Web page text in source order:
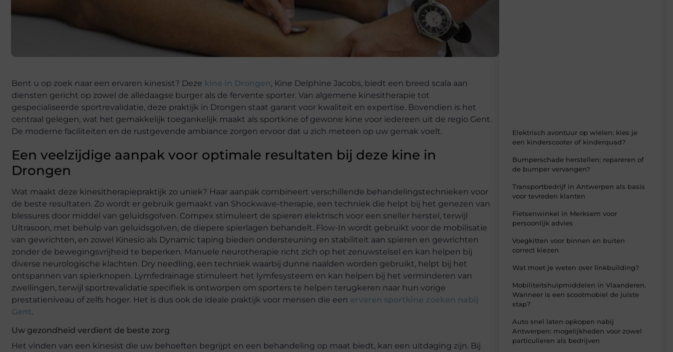
Bent u op zoek naar een ervaren kinesist? Deze kine in Drongen, Kine Delphine Jacobs, biedt een breed scala aan
diensten gericht op zowel de alledaagse burger als de fervente sporter. Van algemene kinesitherapie tot
gespecialiseerde sportrevalidatie, deze praktijk in Drongen staat garant voor kwaliteit en expertise. Bovendien is het
centraal gelegen, wat het gemakkelijk toegankelijk maakt als sportkine of gewone kine voor iedereen uit de regio Gent.
De moderne faciliteiten en de rustgevende ambiance zorgen ervoor dat u zich meteen op uw gemak voelt.
Een veelzijdige aanpak voor optimale resultaten bij deze kine in
Drongen
Wat maakt deze kinesitherapiepraktijk zo uniek? Haar aanpak combineert verschillende behandelingstechnieken voor
de beste resultaten. Zo wordt er gebruik gemaakt van Shockwave-therapie, een techniek die helpt bij het genezen van
blessures door middel van geluidsgolven. Compex stimuleert de spieren elektrisch voor een sneller herstel, terwijl
Ultrasoon, met behulp van geluidsgolven, de diepere spierlagen behandelt. Flow-In wordt gebruikt voor de mobilisatie
van gewrichten, en zowel Kinesio als Dynamic taping bieden ondersteuning en stabiliteit aan spieren en gewrichten
zonder de bewegingsvrijheid te beperken. Manuele neurotherapie richt zich op het zenuwstelsel en kan helpen bij
diverse neurologische klachten. Dry needling, een techniek waarbij dunne naalden worden gebruikt, helpt bij het
ontspannen van spierknopen. Lymfedrainage stimuleert het lymfesysteem en kan helpen bij het verminderen van
zwellingen, terwijl sportrevalidatie specifiek is ontworpen om sporters te helpen terugkeren naar hun vorige
prestatieniveau of zelfs hoger. Het is dus ook de ideale praktijk voor mensen die een ervaren sportkine zoeken nabij
Gent.
Uw gezondheid verdient de beste zorg
Het vinden van een kinesist die uw behoeften begrijpt en een behandeling op maat biedt, kan een uitdaging zijn. Bij
Elektrisch avontuur op wielen: kies je
een kinderscooter of kinderquad?
Bumperschade herstellen: repareren of
de bumper vervangen?
Transportbedrijf in Antwerpen als basis
voor tevreden klanten
Fietsenwinkel in Merksem voor
persoonlijk advies
Voegkitten voor binnen en buiten
correct kiezen
Wat moet je weten over linkbuilding?
Mobiliteitshulpmiddelen in Vlaanderen.
Wanneer is een scootmobiel de juiste
stap?
Auto snel laten opkopen nabij
Antwerpen: mogelijkheden voor zowel
particulieren als bedrijven